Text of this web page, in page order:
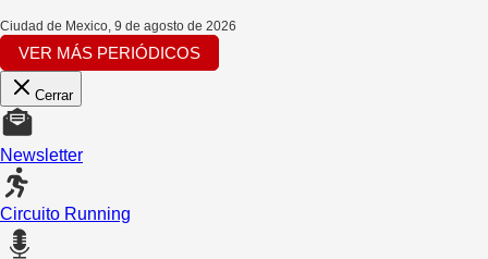
Ciudad de Mexico, 9 de agosto de 2026
VER MÁS PERIÓDICOS
Cerrar
Newsletter
Circuito Running